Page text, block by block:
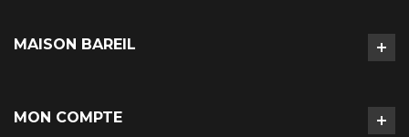
MAISON BAREIL
MON COMPTE